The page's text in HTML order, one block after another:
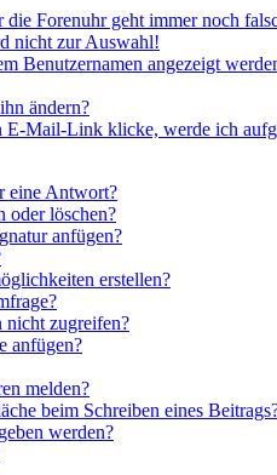
die Forenuhr geht immer noch
nicht zur Auswahl!
Benutzernamen angezeigt
ändern?
E-Mail-Link klicke, werde ich
eine Antwort?
oder löschen?
anfügen?
erstellen?
nicht zugreifen?
anfügen?
melden?
beim Schreiben eines
werden?